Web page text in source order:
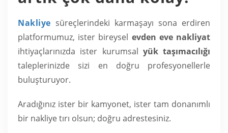
Nakliye süreçlerindeki karmaşayı sona erdiren
platformumuz, ister bireysel evden eve nakliyat
ihtiyaçlarınızda ister kurumsal yük taşımacılığı
taleplerinizde sizi en doğru profesyonellerle
buluşturuyor.
Aradığınız ister bir kamyonet, ister tam donanımlı
bir nakliye tırı olsun; doğru adrestesiniz.